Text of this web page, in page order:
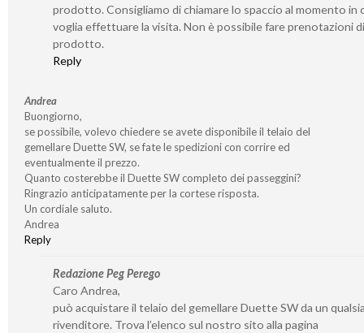
prodotto. Consigliamo di chiamare lo spaccio al momento in
voglia effettuare la visita. Non è possibile fare prenotazioni di
prodotto.
Reply
Andrea
Buongiorno,
se possibile, volevo chiedere se avete disponibile il telaio del
gemellare Duette SW, se fate le spedizioni con corrire ed
eventualmente il prezzo.
Quanto costerebbe il Duette SW completo dei passeggini?
Ringrazio anticipatamente per la cortese risposta.
Un cordiale saluto.
Andrea
Reply
Redazione Peg Perego
Caro Andrea,
può acquistare il telaio del gemellare Duette SW da un
rivenditore. Trova l’elenco sul nostro sito alla pagina